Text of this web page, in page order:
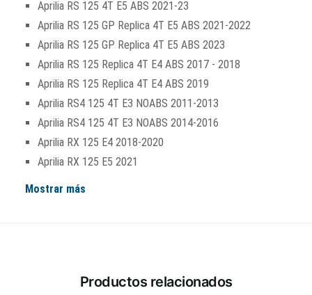
Aprilia RS 125 4T E5 ABS 2021-23
Aprilia RS 125 GP Replica 4T E5 ABS 2021-2022
Aprilia RS 125 GP Replica 4T E5 ABS 2023
Aprilia RS 125 Replica 4T E4 ABS 2017 - 2018
Aprilia RS 125 Replica 4T E4 ABS 2019
Aprilia RS4 125 4T E3 NOABS 2011-2013
Aprilia RS4 125 4T E3 NOABS 2014-2016
Aprilia RX 125 E4 2018-2020
Aprilia RX 125 E5 2021
Mostrar más
Productos relacionados